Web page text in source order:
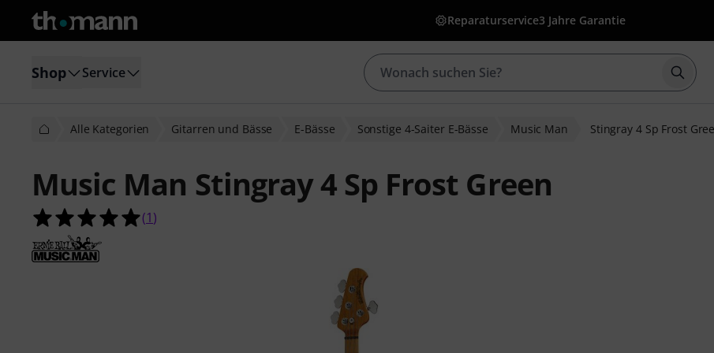
Reparaturservice3 Jahre Garantie
Shop Service
Alle Kategorien Gitarren und Bässe E-Bässe Sonstige 4-Saiter E-Bässe Music Man Stingray 4 Sp Frost
Music Man Stingray 4 Sp Frost Green
5.0 von 5 Sternen aus 1 Kundenbewertungen
(1)